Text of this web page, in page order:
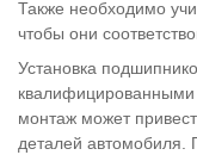
Также необходимо
чтобы они
Установка
квалифицированными
монтаж может
деталей автомобиля.